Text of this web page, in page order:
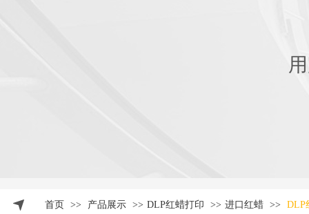
首页 >> 产品展示 >> DLP红蜡打印 >> 进口红蜡 >> DLP